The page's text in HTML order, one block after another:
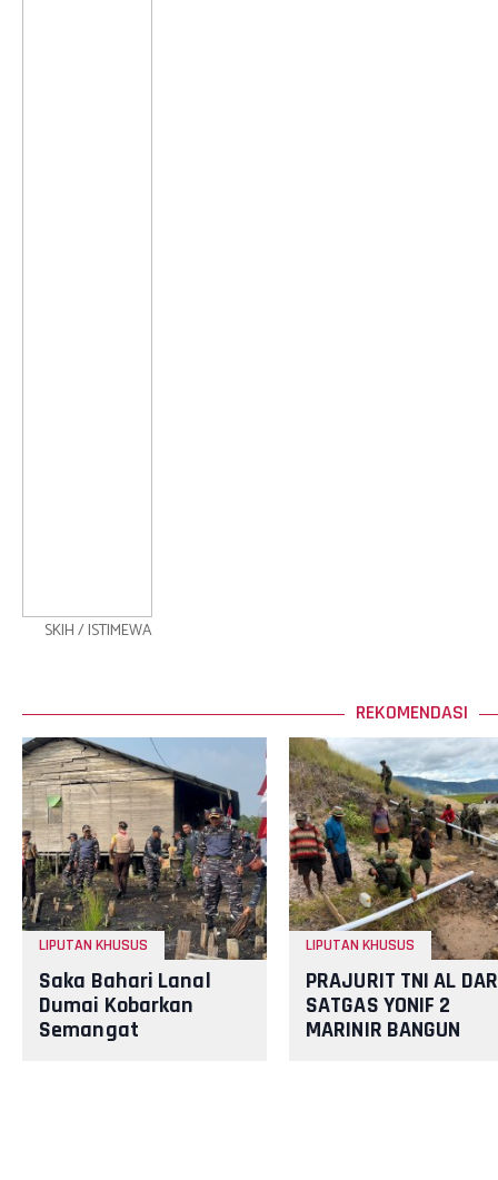
SKIH / ISTIMEWA
REKOMENDASI
LIPUTAN KHUSUS
Saka Bahari Lanal
Dumai Kobarkan
Semangat
LIPUTAN KHUSUS
PRAJURIT TNI AL
SATGAS YONIF 2
MARINIR BANGUN